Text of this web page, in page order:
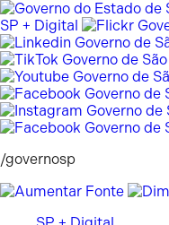
Pular
para
o
conteúdo
SP + Digital
/governosp